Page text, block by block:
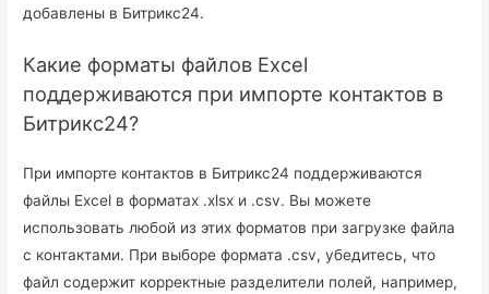
добавлены в Битрикс24.
Какие форматы файлов Excel
поддерживаются при импорте контактов в
Битрикс24?
При импорте контактов в Битрикс24 поддерживаются
файлы Excel в форматах .xlsx и .csv. Вы можете
использовать любой из этих форматов при загрузке файла
с контактами. При выборе формата .csv, убедитесь, что
файл содержит корректные разделители полей, например,